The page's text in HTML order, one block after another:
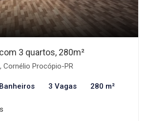
3 quartos, 280m²
Cornélio Procópio-PR
3 Vagas 280 m²